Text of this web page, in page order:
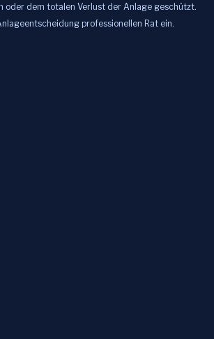
oder dem totalen Verlust der Anlage geschützt.
professionellen Rat ein.